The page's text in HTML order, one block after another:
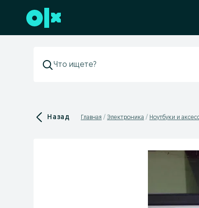
Перейти к нижнему колонтитулу
Назад Главная Электроника Ноутбуки и